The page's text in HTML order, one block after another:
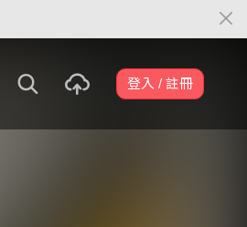
登入 / 註冊